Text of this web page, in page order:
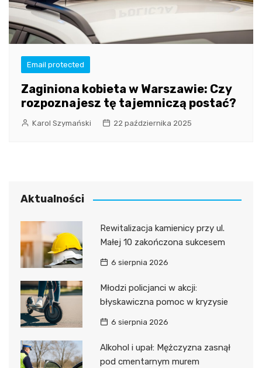
Email protected
Zaginiona kobieta w Warszawie: Czy
rozpoznajesz tę tajemniczą postać?
Karol Szymański 22 października 2025
Aktualności
Rewitalizacja kamienicy przy ul.
Małej 10 zakończona sukcesem
6 sierpnia 2026
Młodzi policjanci w akcji:
błyskawiczna pomoc w kryzysie
6 sierpnia 2026
Alkohol i upał: Mężczyzna zasnął
pod cmentarnym murem